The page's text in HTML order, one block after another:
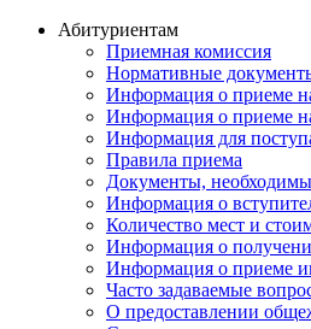
Абитуриентам
Приемная комиссия
Нормативные
Информация о приеме
Информация о приеме
Информация для
Правила приема
Документы,
Информация о
Количество мест и
Информация о
Информация о приеме
Часто задаваемые
О предоставлении